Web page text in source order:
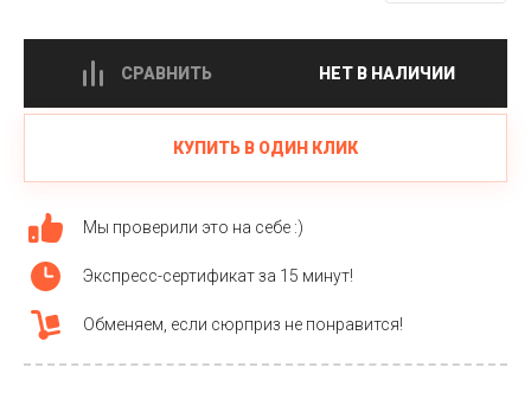
СРАВНИТЬ НЕТ В НАЛИЧИИ
КУПИТЬ В ОДИН КЛИК
Мы проверили это на себе :)
Экспресс-сертификат за 15 минут!
Обменяем, если сюрприз не понравится!